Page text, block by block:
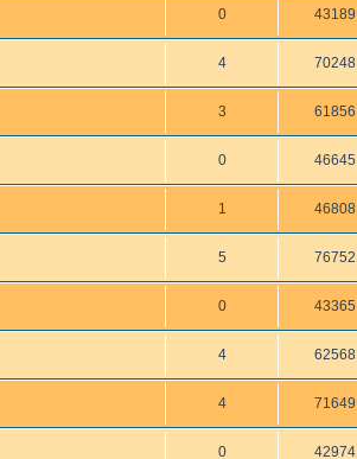
0 43189
4 70248
3 61856
0 46645
1 46808
5 76752
0 43365
4 62568
4 71649
0 42974